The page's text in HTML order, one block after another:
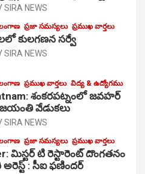
SIRA NEWS
ప్రజా సమస్యలు ప్రముఖ వార్తలు
కులగణన సర్వే
SIRA NEWS
ప్రముఖ వార్తలు విద్య & ఉద్యోగము
శంకరపట్నంలో జవహర్
వేడుకలు
SIRA NEWS
ప్రజా సమస్యలు ప్రముఖ వార్తలు
మిస్టర్ టి రెస్టారెంట్ దొంగతనం
అరెస్ట్ : సీఐ ఫణిందర్